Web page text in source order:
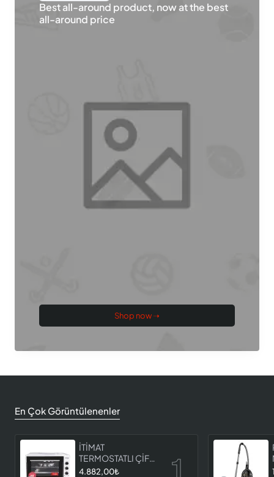
Best all-around product, now at the best
all-around price
Shop now ➝
En Çok Görüntülenenler
İTİMAT
TERMOSTATLI ÇİFT
CAMLI FIRIN 8060
4.882,00₺